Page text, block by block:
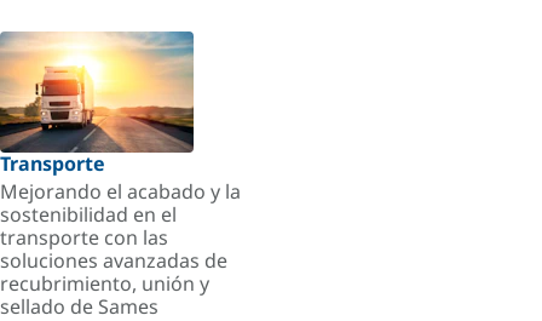
Transporte
Mejorando el acabado y la
sostenibilidad en el
transporte con las
soluciones avanzadas de
recubrimiento, unión y
sellado de Sames